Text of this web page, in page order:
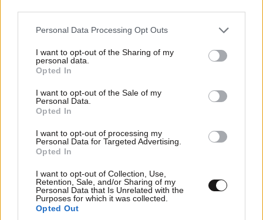
Please note that this website/app uses one or more Google
not limited to your visit or usage behaviour. You may click to
grant or deny consent to Google and its third-party tags to
use your data for below specified purposes in below Google
consent section.
Personal Data Processing Opt Outs
I want to opt-out of the Sharing of my
personal data.
Opted In
I want to opt-out of the Sale of my
Personal Data.
Opted In
I want to opt-out of processing my
Personal Data for Targeted Advertising.
Opted In
I want to opt-out of Collection, Use,
Retention, Sale, and/or Sharing of my
Personal Data that Is Unrelated with the
Purposes for which it was collected.
Opted Out